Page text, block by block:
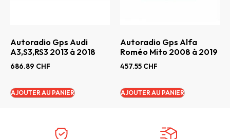
Autoradio Gps Audi
A3,S3,RS3 2013 à 2018
686.89 CHF
AJOUTER AU PANIER
Autoradio Gps Alfa
Roméo Mito 2008 à 2019
457.55 CHF
AJOUTER AU PANIER